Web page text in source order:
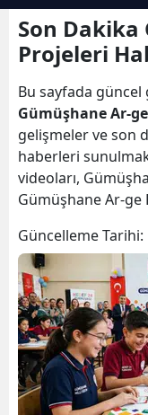
Son Dakika
Projeleri
Bu sayfada
Gümüşhane Ar-
gelişmeler ve son
haberleri
videoları,
Gümüşhane Ar-
Güncelleme Tarihi: